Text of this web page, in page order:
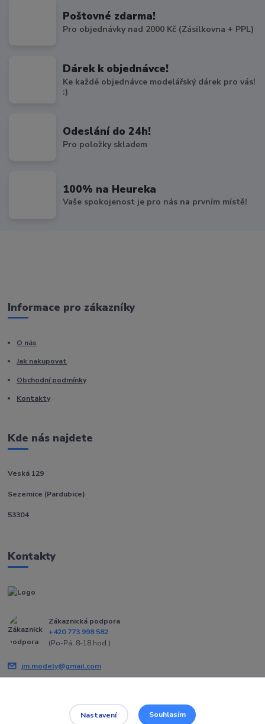
Poštovné zdarma!
Pro objednávky nad 2000 Kč (Zásilkovna + PPL)
Dárek k objednávce!
Ke každé objednávce modelářský dárek pro vás!
:)
Odeslání do 24h!
Pro položky skladem
100% na Heureka
Vaše spokojenost je pro nás na prvním místě!
Informace pro zákazníky
O nás
Jak nakupovat
Obchodní podmínky
Kontakty
Kde nás najdete
Veská 129
Sezemice (Pardubice)
53304
Kontakty
Zákaznická podpora
+420 773 998 582
(Po-Pá, 8-18 hod.)
jm.modely@gmail.com
Nastavení Souhlasím